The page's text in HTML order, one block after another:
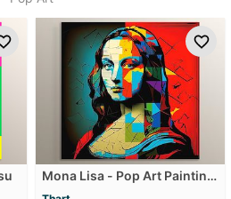
Mona Lisa - Pop Art Painting